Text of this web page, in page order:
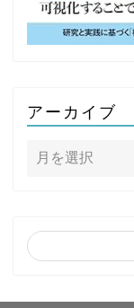
アーカイブ